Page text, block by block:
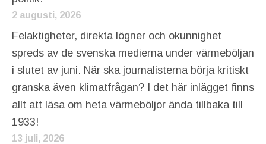
2 augusti, 2026
Felaktigheter, direkta lögner och okunnighet
spreds av de svenska medierna under värmeböljan
i slutet av juni. När ska journalisterna börja kritiskt
granska även klimatfrågan? I det här inlägget finns
allt att läsa om heta värmeböljor ända tillbaka till
1933!
13 juli, 2026